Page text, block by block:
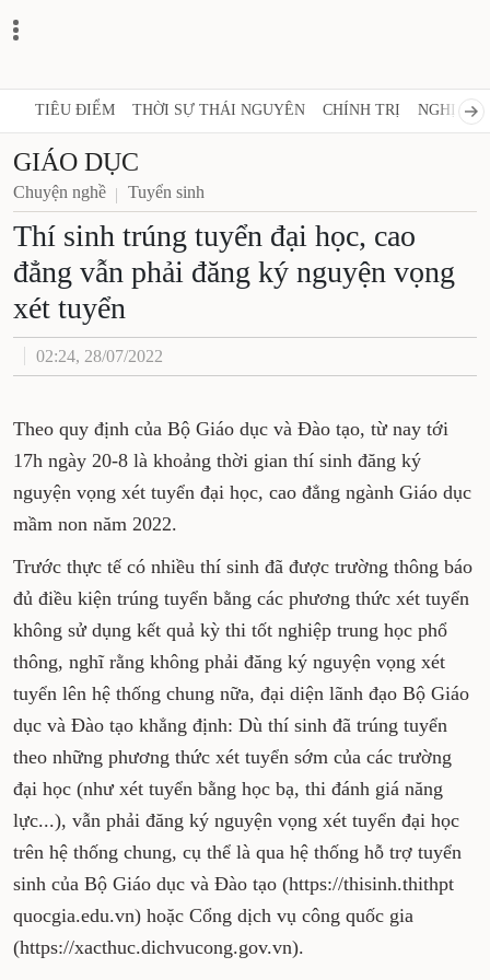
TIÊU ĐIỂM THỜI SỰ THÁI NGUYÊN CHÍNH TRỊ NGHỊ
GIÁO DỤC
Chuyện nghề Tuyển sinh
Thí sinh trúng tuyển đại học, cao
đẳng vẫn phải đăng ký nguyện vọng
xét tuyển
02:24, 28/07/2022
Theo quy định của Bộ Giáo dục và Đào tạo, từ nay tới
17h ngày 20-8 là khoảng thời gian thí sinh đăng ký
nguyện vọng xét tuyển đại học, cao đẳng ngành Giáo dục
mầm non năm 2022.
Trước thực tế có nhiều thí sinh đã được trường thông báo
đủ điều kiện trúng tuyển bằng các phương thức xét tuyển
không sử dụng kết quả kỳ thi tốt nghiệp trung học phổ
thông, nghĩ rằng không phải đăng ký nguyện vọng xét
tuyển lên hệ thống chung nữa, đại diện lãnh đạo Bộ Giáo
dục và Đào tạo khẳng định: Dù thí sinh đã trúng tuyển
theo những phương thức xét tuyển sớm của các trường
đại học (như xét tuyển bằng học bạ, thi đánh giá năng
lực...), vẫn phải đăng ký nguyện vọng xét tuyển đại học
trên hệ thống chung, cụ thể là qua hệ thống hỗ trợ tuyển
sinh của Bộ Giáo dục và Đào tạo (https://thisinh.thithpt
quocgia.edu.vn) hoặc Cổng dịch vụ công quốc gia
(https://xacthuc.dichvucong.gov.vn).